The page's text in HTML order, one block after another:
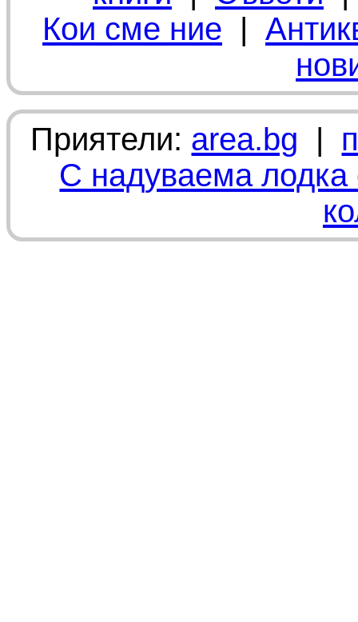
Кои сме ние |
Приятели: area.bg |
С надуваема лодка